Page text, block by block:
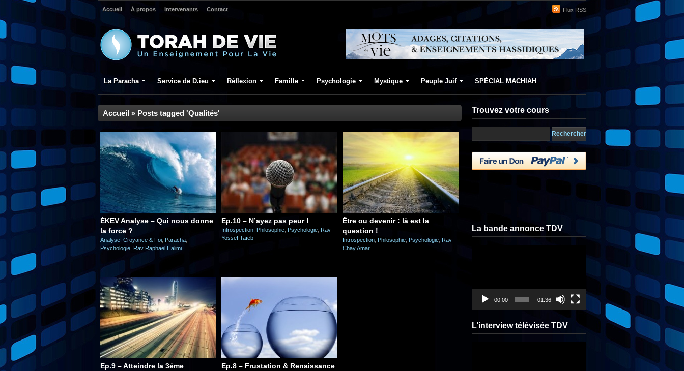
Flux RSS
Accueil À propos Intervenants Contact
La Paracha Service de D.ieu Réflexion Famille Psychologie Mystique Peuple Juif SPÉCIAL MACHIAH
Accueil » Posts tagged 'Qualités'
ÉKEV Analyse – Qui nous donne
la force ?
Analyse Croyance & Foi Paracha
Psychologie Rav Raphaël Halimi
Ep.10 – N’ayez pas peur !
Introspection Philosophie Psychologie Rav
Yossef Taïeb
Être ou devenir : là est la
question !
Introspection Philosophie Psychologie Rav
Chay Amar
Ep.9 – Atteindre la 3éme
Ep.8 – Frustation & Renaissance
Trouvez votre cours
La bande annonce TDV
00:00 01:36
L’interview télévisée TDV